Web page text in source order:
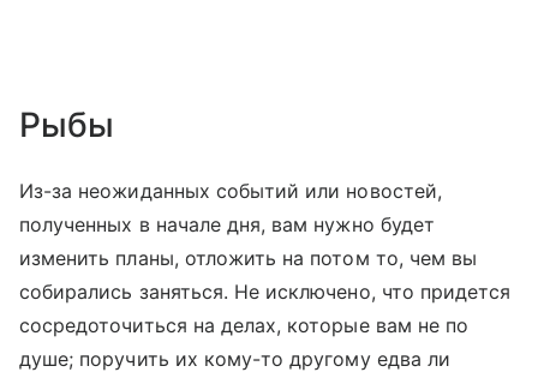
Рыбы
Из-за неожиданных событий или новостей,
полученных в начале дня, вам нужно будет
изменить планы, отложить на потом то, чем вы
собирались заняться. Не исключено, что придется
сосредоточиться на делах, которые вам не по
душе; поручить их кому-то другому едва ли